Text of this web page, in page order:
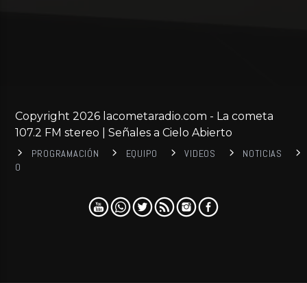
Copyright 2026 lacometaradio.com - La cometa
107.2 FM stereo | Señales a Cielo Abierto
PROGRAMACIÓN EQUIPO VIDEOS
NOTICIAS
0